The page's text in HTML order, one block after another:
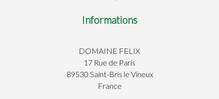
Informations
DOMAINE FELIX
17 Rue de Paris
89530 Saint-Bris le Vineux
France